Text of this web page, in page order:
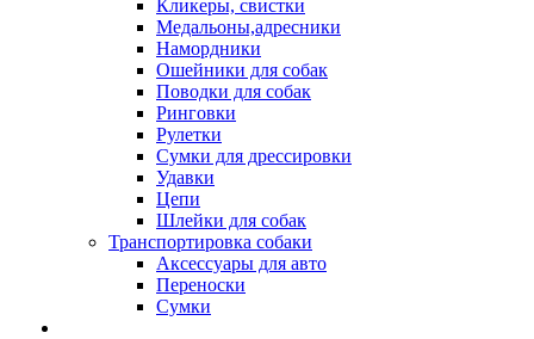
Кликеры, свистки
Медальоны,адресники
Намордники
Ошейники для собак
Поводки для собак
Ринговки
Рулетки
Сумки для дрессировки
Удавки
Цепи
Шлейки для собак
Транспортировка собаки
Аксессуары для авто
Переноски
Сумки